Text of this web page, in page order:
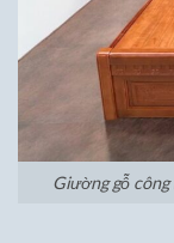
Giường gỗ